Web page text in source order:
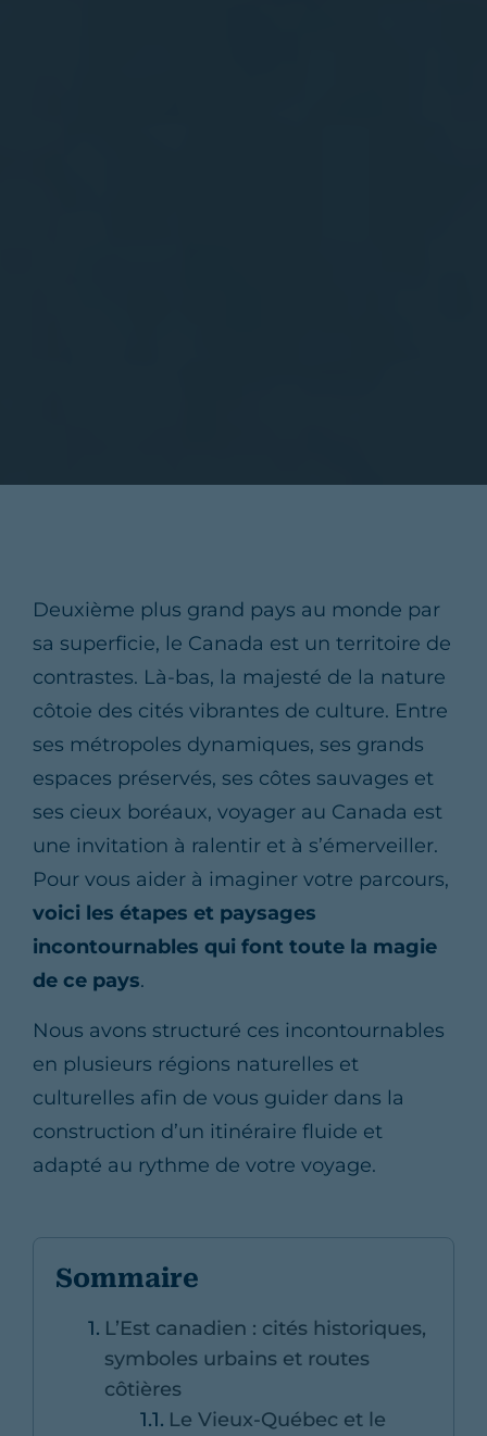
Deuxième plus grand pays au monde par
sa superficie, le Canada est un territoire de
contrastes. Là-bas, la majesté de la nature
côtoie des cités vibrantes de culture. Entre
ses métropoles dynamiques, ses grands
espaces préservés, ses côtes sauvages et
ses cieux boréaux, voyager au Canada est
une invitation à ralentir et à s’émerveiller.
Pour vous aider à imaginer votre parcours,
voici les étapes et paysages
incontournables qui font toute la magie
de ce pays.
Nous avons structuré ces incontournables
en plusieurs régions naturelles et
culturelles afin de vous guider dans la
construction d’un itinéraire fluide et
adapté au rythme de votre voyage.
Sommaire
L’Est canadien : cités historiques,
symboles urbains et routes
côtières
Le Vieux-Québec et le